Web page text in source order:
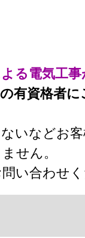
よる電気工
有資格者
いなどお
せん。
い合わせ